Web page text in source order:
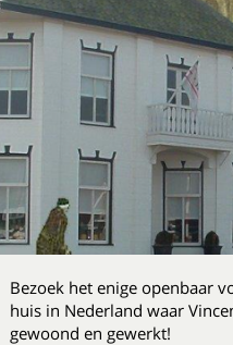
Bezoek het enige openbaar
huis in Nederland waar
gewoond en gewerkt!